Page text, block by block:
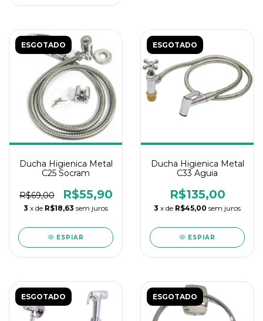
ESGOTADO
Ducha Higienica Metal
C25 Socram
R$69,00 R$55,90
3 x de R$18,63 sem juros
ESPIAR
ESGOTADO
Ducha Higienica Metal
C33 Aguia
R$135,00
3 x de R$45,00 sem juros
ESPIAR
ESGOTADO ESGOTADO